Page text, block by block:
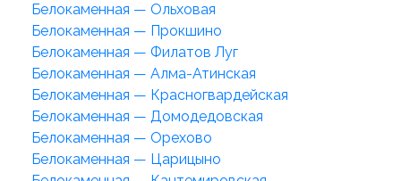
Белокаменная — Ольховая
Белокаменная — Прокшино
Белокаменная — Филатов Луг
Белокаменная — Алма-Атинская
Белокаменная — Красногвардейская
Белокаменная — Домодедовская
Белокаменная — Орехово
Белокаменная — Царицыно